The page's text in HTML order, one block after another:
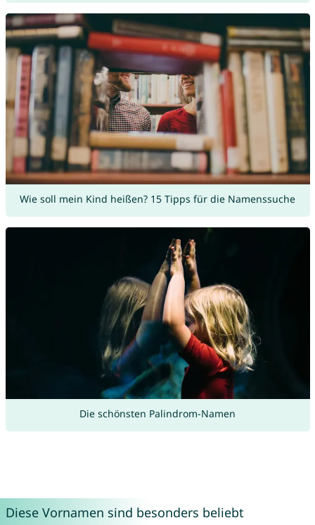
Wie soll mein Kind heißen? 15 Tipps für die Namenssuche
Die schönsten Palindrom-Namen
Diese Vornamen sind besonders beliebt